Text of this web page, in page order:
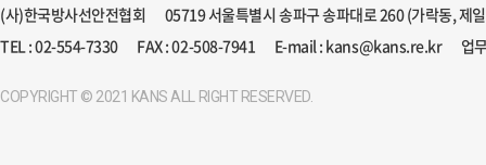
(사)한국방사선안전협회
05719 서울특별시 송파구 송파대로 260 (가락동, 제
TEL : 02-554-7330
FAX : 02-508-7941 E-mail : kans@kans.re.kr 업
COPYRIGHT © 2021 KANS ALL RIGHT RESERVED.